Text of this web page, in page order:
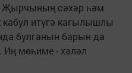
Җырчының сәхәр һәм
итүгә кагылышлы
булганын барын да
мөһиме - хәләл